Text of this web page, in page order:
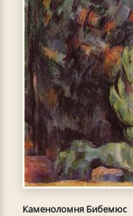
Каменоломня Бибемюс